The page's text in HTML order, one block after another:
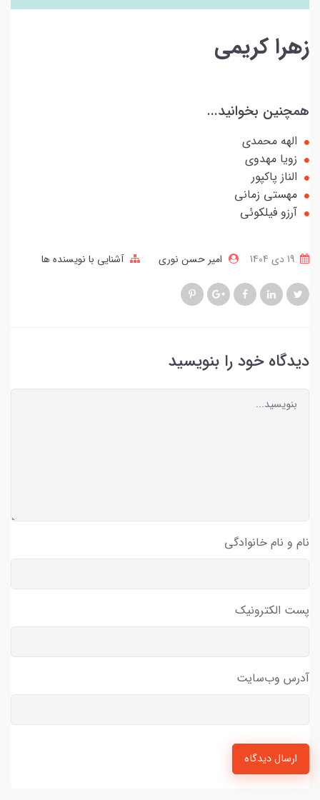
زهرا کریمی
همچنین بخوانید...
الهه محمدی
زویا مهدوی
الناز پاکپور
مهستی زمانی
آرزو فیلکوئی
امیر حسن نوری آشنایی با نویسنده ها
دیدگاه خود را بنویسید
نام و نام خانوادگی
پست الکترونیک
آدرس وب‌سایت
ارسال دیدگاه